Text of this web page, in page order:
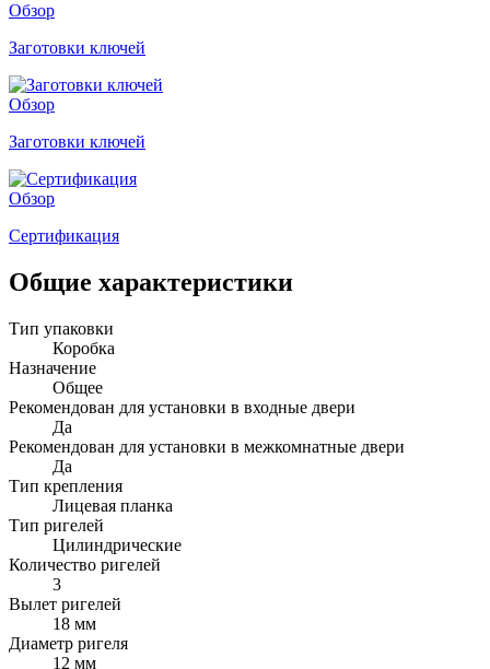
Обзор
Заготовки ключей
Обзор
Заготовки ключей
Обзор
Сертификация
Общие характеристики
Тип упаковки
Коробка
Назначение
Общее
Рекомендован для установки в входные двери
Да
Рекомендован для установки в межкомнатные двери
Да
Тип крепления
Лицевая планка
Тип ригелей
Цилиндрические
Количество ригелей
3
Вылет ригелей
18 мм
Диаметр ригеля
12 мм